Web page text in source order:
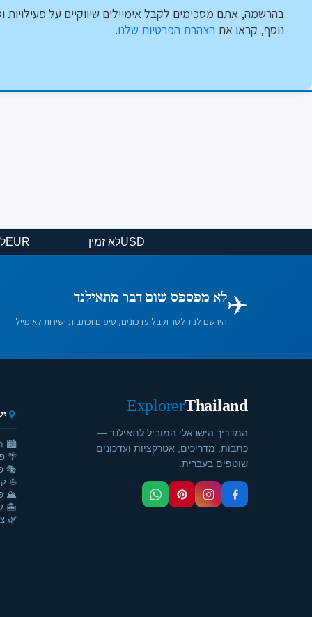
בהרשמה, אתם מסכימים לקבל אימיילים שיווקיים על
נוסף, קראו את הצהרת הפרטיות שלנו.
USD
✈️לא מפספס שום דבר מתאילנד
הירשם לניוזלטר וקבל עדכונים, טיפים וכתבות ישירות לאימייל
Thailand
Explorer
המדריך הישראלי המוביל לתאילנד —
כתבות, מדריכים, אטרקציות ועדכונים
שוטפים בעברית.
🏙️
🌴
🎭
⛵
🏔️
🏝️
🌿